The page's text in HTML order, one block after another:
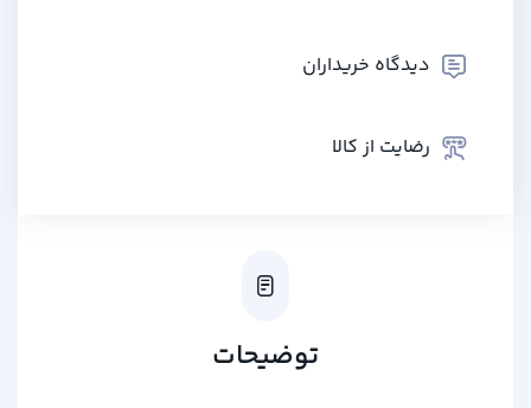
دیدگاه خریداران
رضایت از کالا
توضیحات